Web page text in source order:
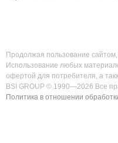
Продолжая пользование
Использование любых
офертой для потребителя, а
BSI GROUP © 1990—2026 Все
Политика в отношении